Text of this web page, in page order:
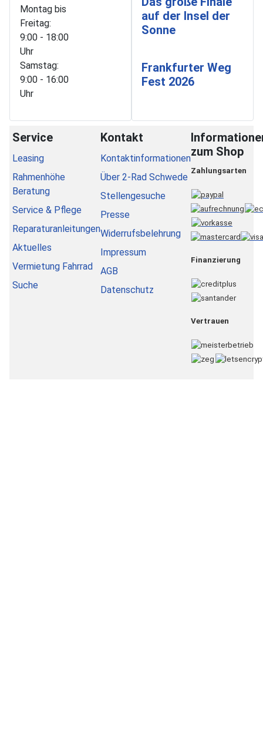
Montag bis
Freitag:
9:00 - 18:00
Uhr
Samstag:
9:00 - 16:00
Uhr
auf der Insel der
Sonne
Frankfurter Weg
Fest 2026
Service
Leasing
Rahmenhöhe
Beratung
Service & Pflege
Reparaturanleitungen
Aktuelles
Vermietung Fahrrad
Suche
Kontakt
Kontaktinformationen
Über 2-Rad Schwede
Stellengesuche
Presse
Widerrufsbelehrung
Impressum
AGB
Datenschutz
zum Shop
Zahlungsarten
Finanzierung
Vertrauen